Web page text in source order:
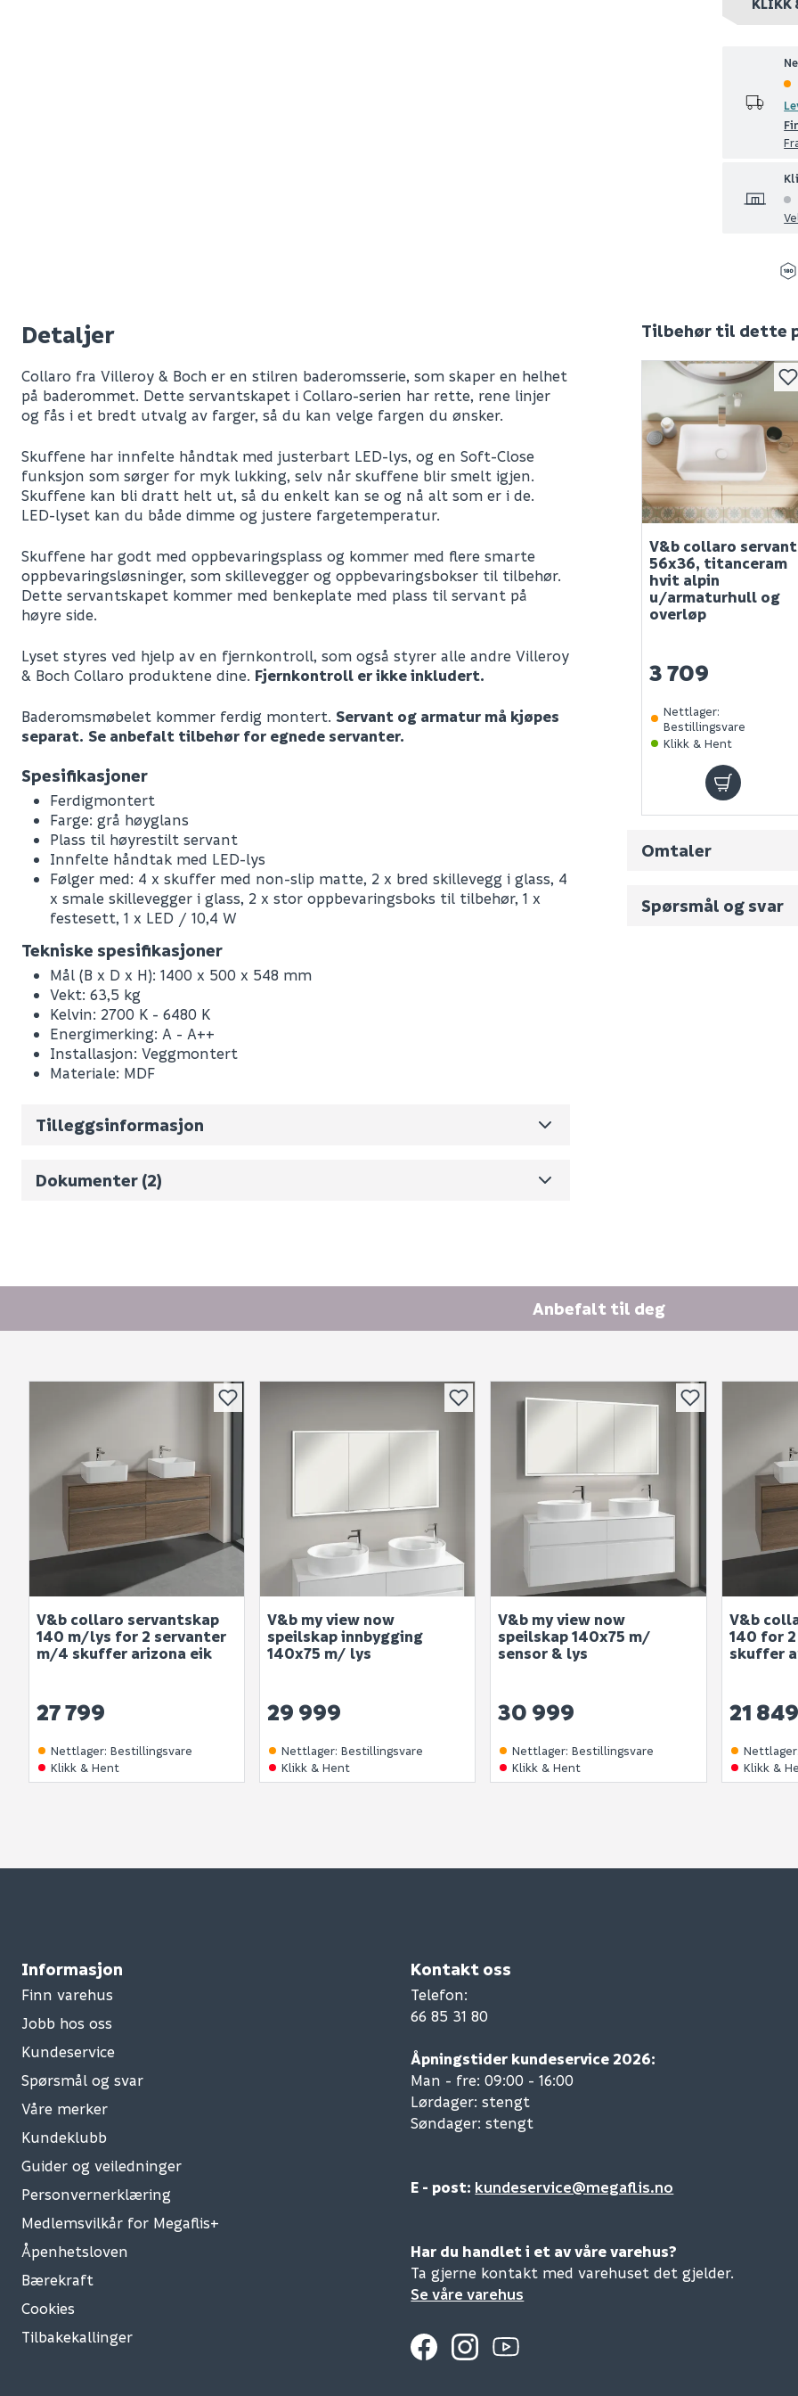
KLIKK
Detaljer
Collaro fra Villeroy & Boch er en stilren baderomsserie, som skaper en helhet
på baderommet. Dette servantskapet i Collaro-serien har rette, rene linjer
og fås i et bredt utvalg av farger, så du kan velge fargen du ønsker.
Skuffene har innfelte håndtak med justerbart LED-lys, og en Soft-Close
funksjon som sørger for myk lukking, selv når skuffene blir smelt igjen.
Skuffene kan bli dratt helt ut, så du enkelt kan se og nå alt som er i de.
LED-lyset kan du både dimme og justere fargetemperatur.
Skuffene har godt med oppbevaringsplass og kommer med flere smarte
oppbevaringsløsninger, som skillevegger og oppbevaringsbokser til tilbehør.
Dette servantskapet kommer med benkeplate med plass til servant på
høyre side.
Lyset styres ved hjelp av en fjernkontroll, som også styrer alle andre Villeroy
& Boch Collaro produktene dine. Fjernkontroll er ikke inkludert.
Baderomsmøbelet kommer ferdig montert. Servant og armatur må kjøpes
separat. Se anbefalt tilbehør for egnede servanter.
Spesifikasjoner
Ferdigmontert
Farge: grå høyglans
Plass til høyrestilt servant
Innfelte håndtak med LED-lys
Følger med: 4 x skuffer med non-slip matte, 2 x bred skillevegg i glass, 4
x smale skillevegger i glass, 2 x stor oppbevaringsboks til tilbehør, 1 x
festesett, 1 x LED / 10,4 W
Tekniske spesifikasjoner
Mål (B x D x H): 1400 x 500 x 548 mm
Vekt: 63,5 kg
Kelvin: 2700 K - 6480 K
Energimerking: A - A++
Installasjon: Veggmontert
Materiale: MDF
Tilleggsinformasjon
Leverandørens varenummer
Nobb No
Volum (dm3 per salgsforpakning)
Dokumenter (2)
Monteringsveiledning
Tilbehør til dette
V&b collaro servant
56x36, titanceram
hvit alpin
u/armaturhull og
overløp
3 709
Nettlager:
Bestillingsvare
Klikk & Hent
Omtaler
Spørsmål og svar
Spørsmålet og svaret
Anbefalt til deg
V&b collaro servantskap
140 m/lys for 2 servanter
m/4 skuffer arizona eik
27 799
Nettlager: Bestillingsvare
Klikk & Hent
V&b my view now
speilskap innbygging
140x75 m/ lys
29 999
Nettlager:Bestillingsvare
Klikk & Hent
V&b my view now
speilskap 140x75 m/
sensor & lys
30 999
Nettlager:Bestillingsvare
Klikk & Hent
V&b
140 for
skuffer
21 849
Nettlager:
Klikk &
Informasjon
Finn varehus
Jobb hos oss
Kundeservice
Spørsmål og svar
Våre merker
Kundeklubb
Guider og veiledninger
Personvernerklæring
Medlemsvilkår for Megaflis+
Åpenhetsloven
Bærekraft
Cookies
Tilbakekallinger
Kontakt oss
Telefon:
66 85 31 80
Åpningstider kundeservice 2026:
Man - fre: 09:00 - 16:00
Lørdager: stengt
Søndager: stengt
E - post: kundeservice@megaflis.no
Har du handlet i et av våre varehus?
Ta gjerne kontakt med varehuset det gjelder.
Se våre varehus